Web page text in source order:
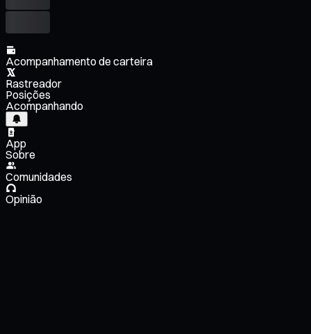
Acompanhamento de carteira
Rastreador
Posições
Acompanhando
App
Sobre
Comunidades
Opinião